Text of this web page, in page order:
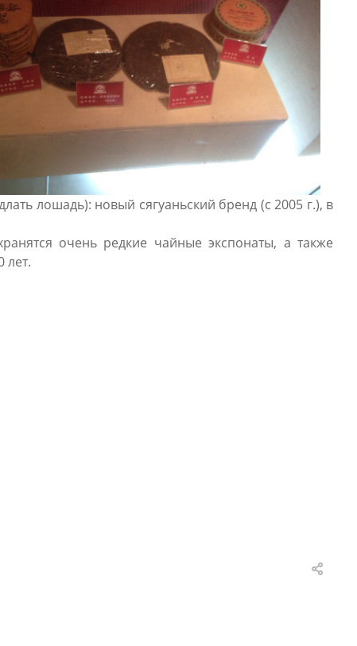
лошадь): новый сягуаньский бренд (с 2005 г.), в
очень редкие чайные экспонаты, а также
лет.